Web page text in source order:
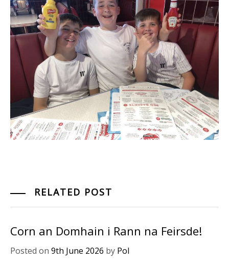
RELATED POST
Corn an Domhain i Rann na Feirsde!
Posted on 9th June 2026 by Pol